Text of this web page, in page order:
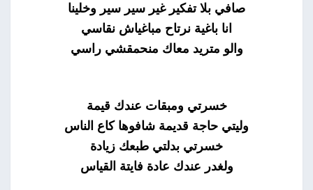
صافي بلا تفكير غير سير سير وخلينا
انا باغية نرتاح مباغياش نقاسي
والو متريد معاك منحمقشي راسي
خسرتي ومبقات عندك قيمة
وليتي حاجة قديمة شافوها كاع الناس
خسرتي بدلتي طبعك زيادة
ولغدر عندك عادة فايتة القياس